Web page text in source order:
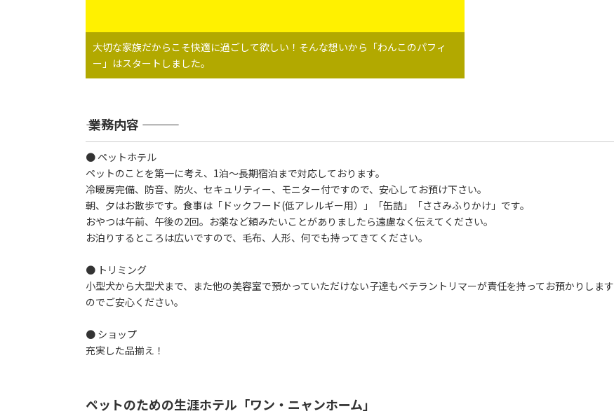
大切な家族だからこそ快適に過ごして欲しい！そんな想いから「わんこのパフィ
ー」はスタートしました。
――― 業務内容 ―――
● ペットホテル
ペットのことを第一に考え、1泊～長期宿泊まで対応しております。
冷暖房完備、防音、防火、セキュリティー、モニター付ですので、安心してお預け下さい。
朝、夕はお散歩です。食事は「ドックフード(低アレルギー用）」「缶詰」「ささみふりかけ」です。
おやつは午前、午後の2回。お薬など頼みたいことがありましたら遠慮なく伝えてください。
お泊りするところは広いですので、毛布、人形、何でも持ってきてください。
● トリミング
小型犬から大型犬まで、また他の美容室で預かっていただけない子達もベテラントリマーが責任を持ってお預かりします
のでご安心ください。
● ショップ
充実した品揃え！
ペットのための生涯ホテル「ワン・ニャンホーム」